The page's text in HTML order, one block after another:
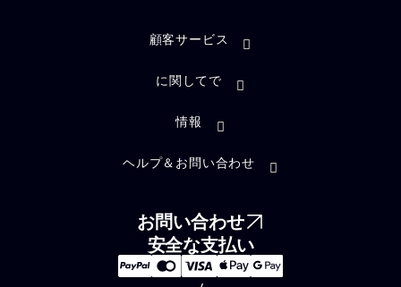
顧客サービス
に関してで
情報
ヘルプ＆お問い合わせ
お問い合わせ
安全な支払い